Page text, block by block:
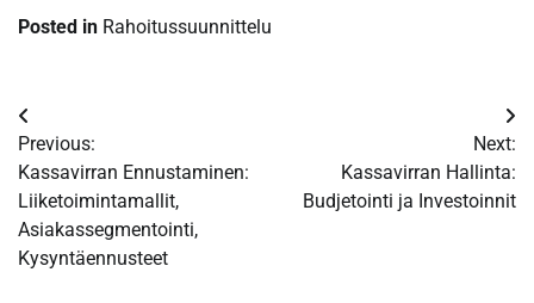
Posted in Rahoitussuunnittelu
Post
navigation
Previous:
Kassavirran Ennustaminen:
Liiketoimintamallit,
Asiakassegmentointi,
Kysyntäennusteet
Next:
Kassavirran Hallinta:
Budjetointi ja Investoinnit